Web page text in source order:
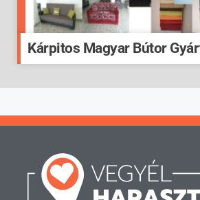
Kárpitos Magyar Bútor